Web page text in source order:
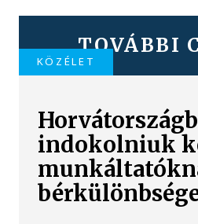
TOVÁBBI
KÖZÉLET
indokolniuk